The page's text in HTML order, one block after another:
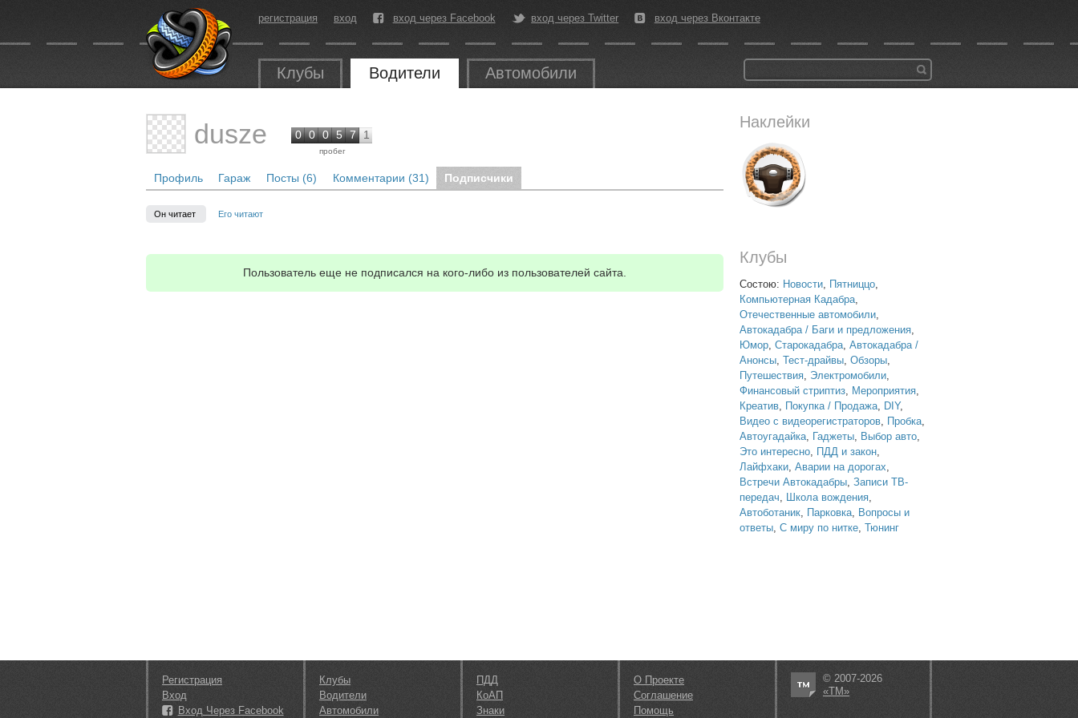
регистрация вход вход через Facebook вход через Twitter вход через Вконтакте
Клубы Водители Автомобили
Наклейки
Клубы
Состою: Новости, Пятниццо,
Компьютерная Кадабра,
Отечественные автомобили,
Автокадабра / Баги и предложения,
Юмор, Старокадабра, Автокадабра /
Анонсы, Тест-драйвы, Обзоры,
Путешествия, Электромобили,
Финансовый стриптиз, Мероприятия,
Креатив, Покупка / Продажа, DIY,
Видео с видеорегистраторов, Пробка,
Автоугадайка, Гаджеты, Выбор авто,
Это интересно, ПДД и закон,
Лайфхаки, Аварии на дорогах,
Встречи Автокадабры, Записи ТВ-
передач, Школа вождения,
Автоботаник, Парковка, Вопросы и
ответы, С миру по нитке, Тюнинг
dusze 0 0 0 5 7 1
пробег
Профиль Гараж Посты (6) Комментарии (31) Подписчики
Он читает Его читают
Пользователь еще не подписался на кого-либо из пользователей сайта.
Регистрация
Вход
Вход Через Facebook
Клубы
Водители
Автомобили
ПДД
КоАП
Знаки
О Проекте
Соглашение
Помощь
© 2007-2026
«ТМ»